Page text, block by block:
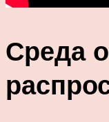
Среда